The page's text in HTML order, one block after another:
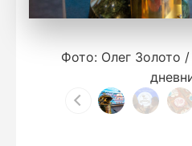
Фото: Олег Золото